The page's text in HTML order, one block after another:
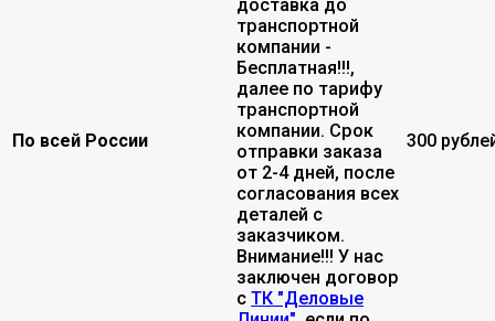
По всей России
доставка до
транспортной
компании -
Бесплатная!!!,
далее по тарифу
транспортной
компании. Срок
отправки заказа
от 2-4 дней, после
согласования всех
деталей с
заказчиком.
Внимание!!! У нас
заключен договор
с ТК "Деловые
300